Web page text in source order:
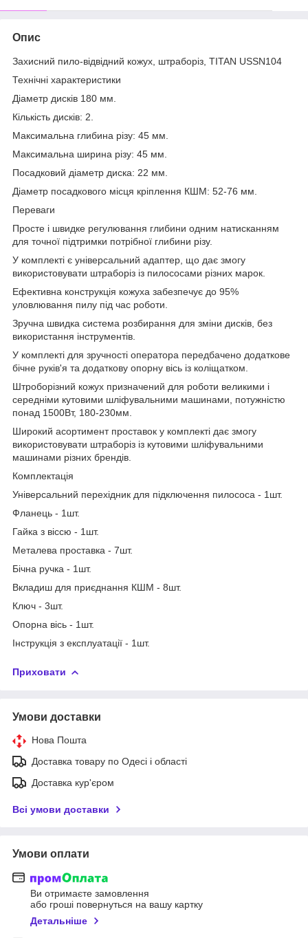
Опис
Захисний пило-відвідний кожух, штраборіз, TITAN USSN104
Технічні характеристики
Діаметр дисків 180 мм.
Кількість дисків: 2.
Максимальна глибина різу: 45 мм.
Максимальна ширина різу: 45 мм.
Посадковий діаметр диска: 22 мм.
Діаметр посадкового місця кріплення КШМ: 52-76 мм.
Переваги
Просте і швидке регулювання глибини одним натисканням
для точної підтримки потрібної глибини різу.
У комплекті є універсальний адаптер, що дає змогу
використовувати штраборіз із пилососами різних марок.
Ефективна конструкція кожуха забезпечує до 95%
уловлювання пилу під час роботи.
Зручна швидка система розбирання для зміни дисків, без
використання інструментів.
У комплекті для зручності оператора передбачено додаткове
бічне руків'я та додаткову опорну вісь із коліщатком.
Штроборізний кожух призначений для роботи великими і
середніми кутовими шліфувальними машинами, потужністю
понад 1500Вт, 180-230мм.
Широкий асортимент проставок у комплекті дає змогу
використовувати штраборіз із кутовими шліфувальними
машинами різних брендів.
Комплектація
Універсальний перехідник для підключення пилососа - 1шт.
Фланець - 1шт.
Гайка з віссю - 1шт.
Металева проставка - 7шт.
Бічна ручка - 1шт.
Вкладиш для приєднання КШМ - 8шт.
Ключ - 3шт.
Опорна вісь - 1шт.
Інструкція з експлуатації - 1шт.
Приховати
Умови доставки
Нова Пошта
Доставка товару по Одесі і області
Доставка кур'єром
Всі умови доставки
Умови оплати
Ви отримаєте замовлення
або гроші повернуться на вашу картку
Детальніше